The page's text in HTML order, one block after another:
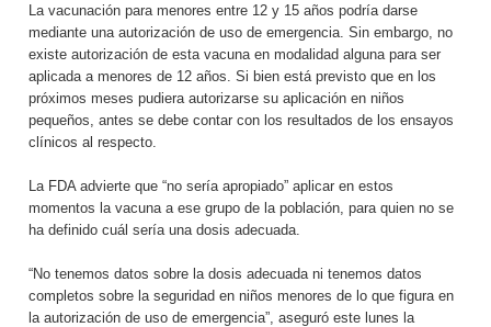
La vacunación para menores entre 12 y 15 años podría darse
mediante una autorización de uso de emergencia. Sin embargo, no
existe autorización de esta vacuna en modalidad alguna para ser
aplicada a menores de 12 años. Si bien está previsto que en los
próximos meses pudiera autorizarse su aplicación en niños
pequeños, antes se debe contar con los resultados de los ensayos
clínicos al respecto.
La FDA advierte que “no sería apropiado” aplicar en estos
momentos la vacuna a ese grupo de la población, para quien no se
ha definido cuál sería una dosis adecuada.
“No tenemos datos sobre la dosis adecuada ni tenemos datos
completos sobre la seguridad en niños menores de lo que figura en
la autorización de uso de emergencia”, aseguró este lunes la